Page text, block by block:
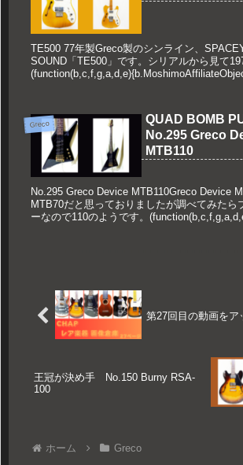
TE500 77年製Greco製のシンライン、
SOUND「TE500」です。シリアルから見て
Greco
QUAD BOMB
No.295 Greco
MTB110
No.295 Greco Device MTB110Greco Device
MTB70だと思っておりましたが調べてみたら
ーなので110のようです。
第27回目の動画をア
王冠が決め手 No.150 Burny RSA-
100
ホーム Greco